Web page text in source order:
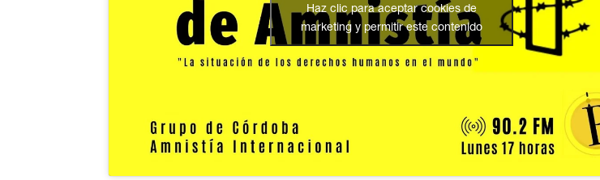
Haz clic para aceptar cookies de
marketing y permitir este contenido